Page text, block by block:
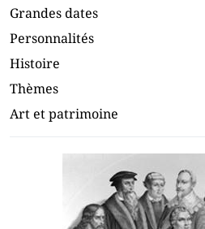
Grandes dates
Personnalités
Histoire
Thèmes
Art et patrimoine